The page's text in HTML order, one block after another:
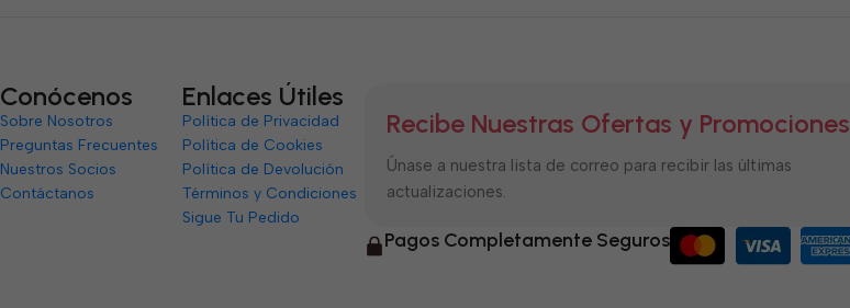
Conócenos
Sobre Nosotros
Preguntas Frecuentes
Nuestros Socios
Contáctanos
Enlaces Útiles
Política de Privacidad
Política de Cookies
Política de Devolución
Términos y Condiciones
Sigue Tu Pedido
Recibe Nuestras Ofertas y Promociones
Únase a nuestra lista de correo para recibir las últimas
actualizaciones.
Pagos Completamente Seguros